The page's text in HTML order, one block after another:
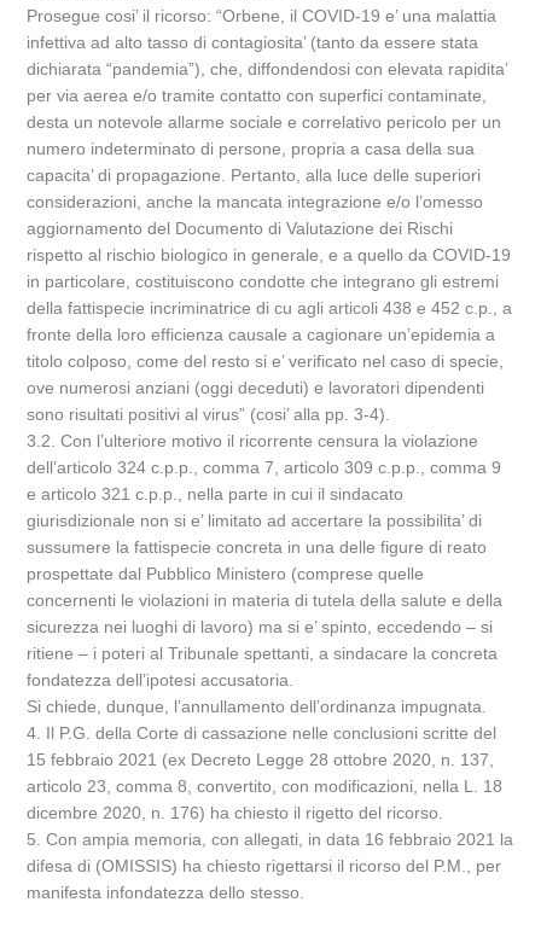
Prosegue cosi’ il ricorso: “Orbene, il COVID-19 e’ una malattia
infettiva ad alto tasso di contagiosita’ (tanto da essere stata
dichiarata “pandemia”), che, diffondendosi con elevata rapidita’
per via aerea e/o tramite contatto con superfici contaminate,
desta un notevole allarme sociale e correlativo pericolo per un
numero indeterminato di persone, propria a casa della sua
capacita’ di propagazione. Pertanto, alla luce delle superiori
considerazioni, anche la mancata integrazione e/o l’omesso
aggiornamento del Documento di Valutazione dei Rischi
rispetto al rischio biologico in generale, e a quello da COVID-19
in particolare, costituiscono condotte che integrano gli estremi
della fattispecie incriminatrice di cu agli articoli 438 e 452 c.p., a
fronte della loro efficienza causale a cagionare un’epidemia a
titolo colposo, come del resto si e’ verificato nel caso di specie,
ove numerosi anziani (oggi deceduti) e lavoratori dipendenti
sono risultati positivi al virus” (cosi’ alla pp. 3-4).
3.2. Con l’ulteriore motivo il ricorrente censura la violazione
dell’articolo 324 c.p.p., comma 7, articolo 309 c.p.p., comma 9
e articolo 321 c.p.p., nella parte in cui il sindacato
giurisdizionale non si e’ limitato ad accertare la possibilita’ di
sussumere la fattispecie concreta in una delle figure di reato
prospettate dal Pubblico Ministero (comprese quelle
concernenti le violazioni in materia di tutela della salute e della
sicurezza nei luoghi di lavoro) ma si e’ spinto, eccedendo – si
ritiene – i poteri al Tribunale spettanti, a sindacare la concreta
fondatezza dell’ipotesi accusatoria.
Si chiede, dunque, l’annullamento dell’ordinanza impugnata.
4. Il P.G. della Corte di cassazione nelle conclusioni scritte del
15 febbraio 2021 (ex Decreto Legge 28 ottobre 2020, n. 137,
articolo 23, comma 8, convertito, con modificazioni, nella L. 18
dicembre 2020, n. 176) ha chiesto il rigetto del ricorso.
5. Con ampia memoria, con allegati, in data 16 febbraio 2021 la
difesa di (OMISSIS) ha chiesto rigettarsi il ricorso del P.M., per
manifesta infondatezza dello stesso.